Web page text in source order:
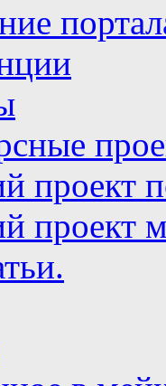
проект
проект